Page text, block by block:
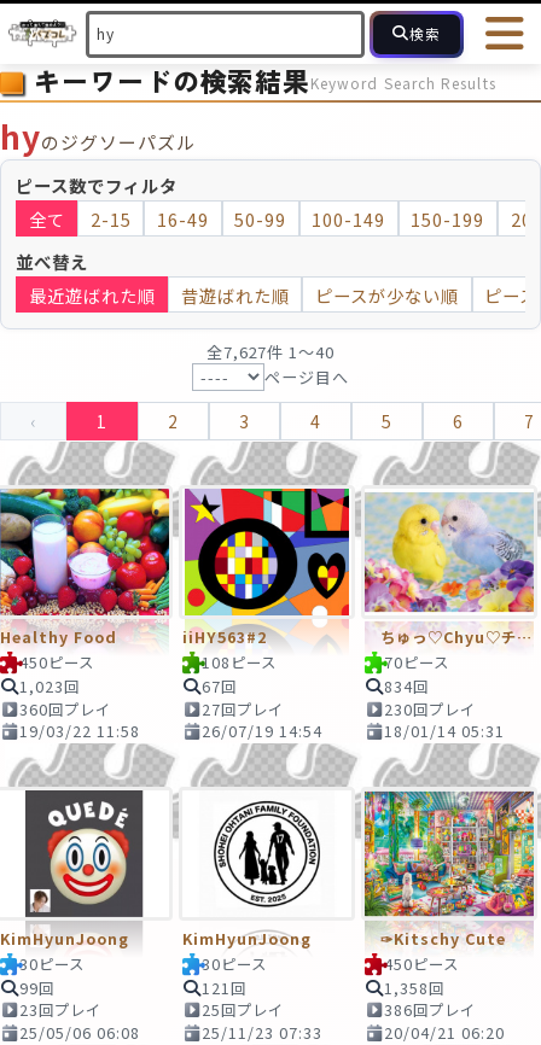
検索
HOME 会員登録
ログイン
最近投稿され
ピース数 2～15 16～49 50～99 100
モザイク モザイクのみ
キーワードの検索結果Keyword Search Results
hyのジグソーパズル
ピース数でフィルタ
全て
2-15 16-49 50-99 100-149 150-199
並べ替え
最近遊ばれた順
昔遊ばれた順 ピースが少ない順 ピー
全7,627件 1〜40
ページ目へ
‹ 1 2 3 4 5 6 7
Healthy Food
450ピース
1,023回
360回プレイ
19/03/22 11:58
iiHY563#2
108ピース
67回
27回プレイ
26/07/19 14:54
ちゅっ♡Chyu♡チュッ
70ピース
834回
230回プレイ
18/01/14 05:31
KimHyunJoong
30ピース
99回
23回プレイ
25/05/06 06:08
KimHyunJoong
30ピース
121回
25回プレイ
25/11/23 07:33
✑Kitschy Cute
450ピース
1,358回
386回プレイ
20/04/21 06:20